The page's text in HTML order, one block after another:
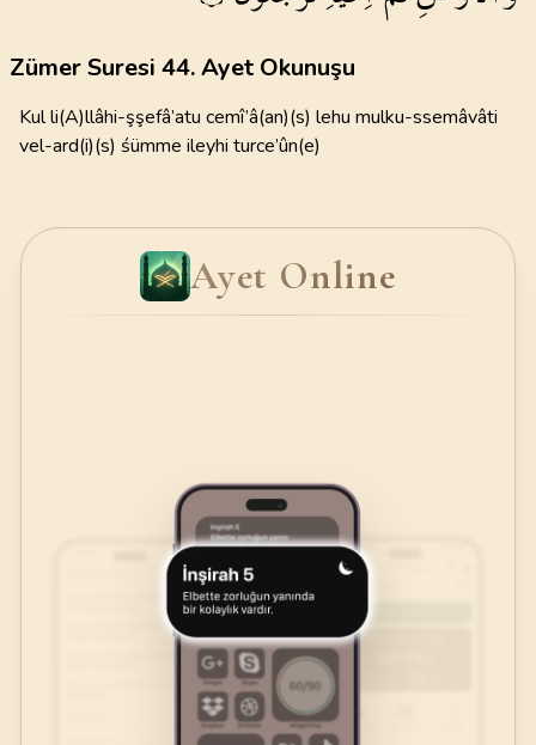
Zümer Suresi 44. Ayet Okunuşu
Kul li(A)llâhi-şşefâ’atu cemî’â(an)(s) lehu mulku-ssemâvâti
vel-ard(i)(s) śümme ileyhi turce’ûn(e)
Ayet Online